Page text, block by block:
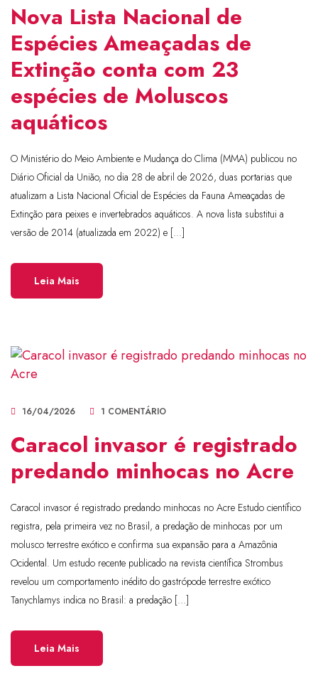
Nova Lista Nacional de
Espécies Ameaçadas de
Extinção conta com 23
espécies de Moluscos
aquáticos
O Ministério do Meio Ambiente e Mudança do Clima (MMA) publicou no
Diário Oficial da União, no dia 28 de abril de 2026, duas portarias que
atualizam a Lista Nacional Oficial de Espécies da Fauna Ameaçadas de
Extinção para peixes e invertebrados aquáticos. A nova lista substitui a
versão de 2014 (atualizada em 2022) e […]
Leia Mais
16/04/2026 1 COMENTÁRIO
Caracol invasor é registrado
predando minhocas no Acre
Caracol invasor é registrado predando minhocas no Acre Estudo científico
registra, pela primeira vez no Brasil, a predação de minhocas por um
molusco terrestre exótico e confirma sua expansão para a Amazônia
Ocidental. Um estudo recente publicado na revista científica Strombus
revelou um comportamento inédito do gastrópode terrestre exótico
Tanychlamys indica no Brasil: a predação […]
Leia Mais